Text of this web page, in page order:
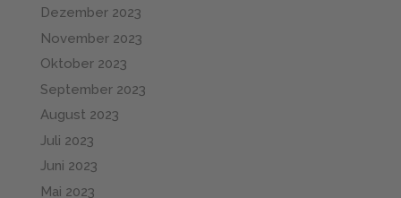
Dezember 2023
November 2023
Oktober 2023
September 2023
August 2023
Juli 2023
Juni 2023
Mai 2023